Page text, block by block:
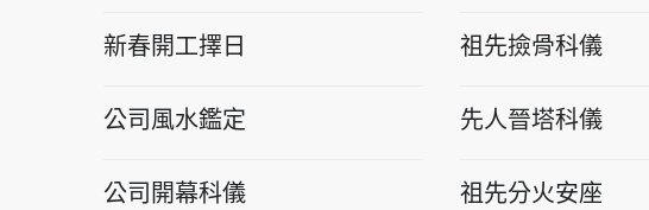
新春開工擇日
公司風水鑑定
公司開幕科儀
祖先撿骨科儀
先人晉塔科儀
祖先分火安座